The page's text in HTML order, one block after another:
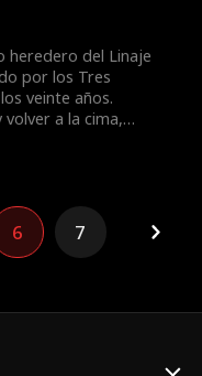
y humilla a su exnovia
resuelve la crisis
al gran maestro
en una figura
heredero del Linaje
por los Tres
veinte años.
a la cima,
resuelve la crisis
al gran maestro
en una figura
6 7